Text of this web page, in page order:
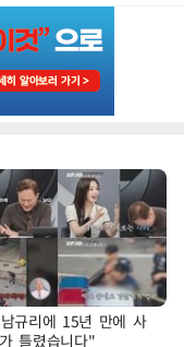
규리에 15년 만에 사
틀렸습니다"